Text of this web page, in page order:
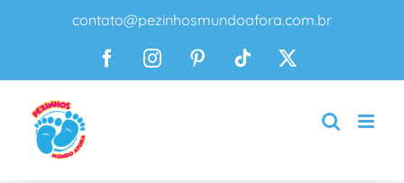
conteúdo
contato@pezinhosmundoafora.com.br
FacebookInstagramPinterestTiktok